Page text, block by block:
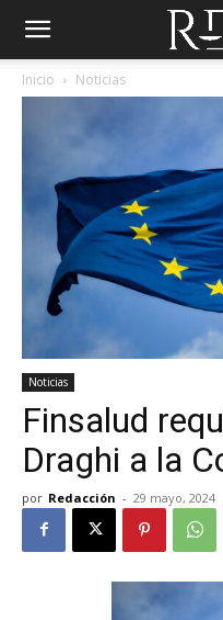
Inicio Noticias
Noticias
Finsalud
Draghi a la
por Redacción - 29 mayo, 2024